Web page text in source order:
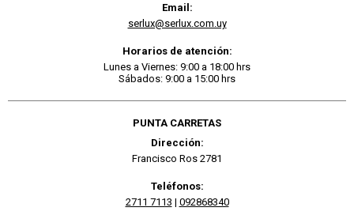
Email:
serlux@serlux.com.uy
Horarios de atención:
Lunes a Viernes: 9:00 a 18:00 hrs
Sábados: 9:00 a 15:00 hrs
PUNTA CARRETAS
Dirección:
Francisco Ros 2781
Teléfonos:
2711 7113 | 092868340